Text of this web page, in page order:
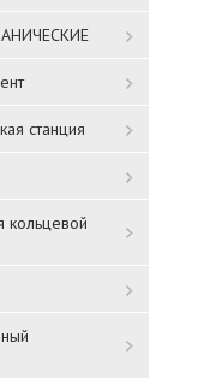
станция
кольцевой